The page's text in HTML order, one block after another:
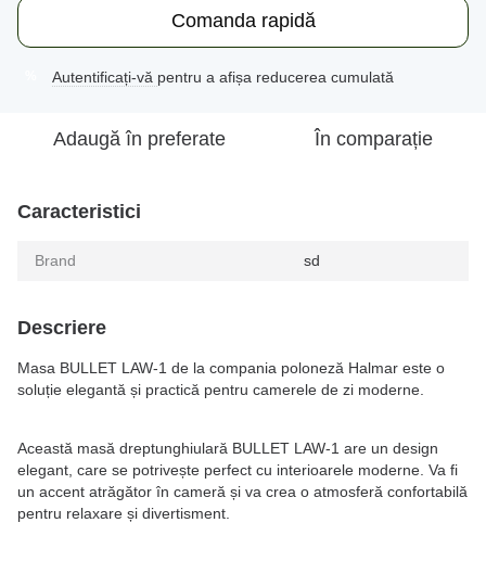
Comanda rapidă
Autentificați-vă pentru a afișa reducerea cumulată
Adaugă în preferate În comparație
Caracteristici
Brand sd
Descriere
Masa BULLET LAW-1 de la compania poloneză Halmar este o
soluție elegantă și practică pentru camerele de zi moderne.
Această masă dreptunghiulară BULLET LAW-1 are un design
elegant, care se potrivește perfect cu interioarele moderne. Va fi
un accent atrăgător în cameră și va crea o atmosferă confortabilă
pentru relaxare și divertisment.